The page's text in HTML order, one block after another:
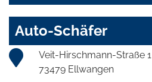
Auto-Schäfer
Veit-Hirschmann-Straße 1
73479 Ellwangen